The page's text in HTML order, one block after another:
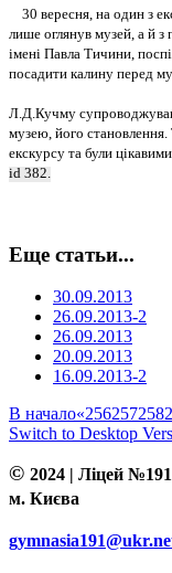
30 вересня, на один з
лише оглянув музей, а й з
імені Павла Тичини,
посадити калину перед
Л.Д.Кучму
музею, його
екскурсу та були
id 382.
Еще статьи...
30.09.2013
26.09.2013-2
26.09.2013
20.09.2013
16.09.2013-2
В начало«256257258
Switch to Desktop
© 2024 | Ліцей
м. Києва